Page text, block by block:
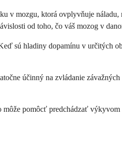
v mozgu, ktorá ovplyvňuje
od toho, čo váš mozog v
sú hladiny dopamínu v
účinný na zvládanie
pomôcť predchádzať